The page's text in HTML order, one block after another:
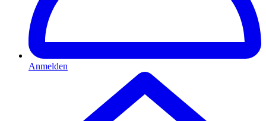
Anmelden